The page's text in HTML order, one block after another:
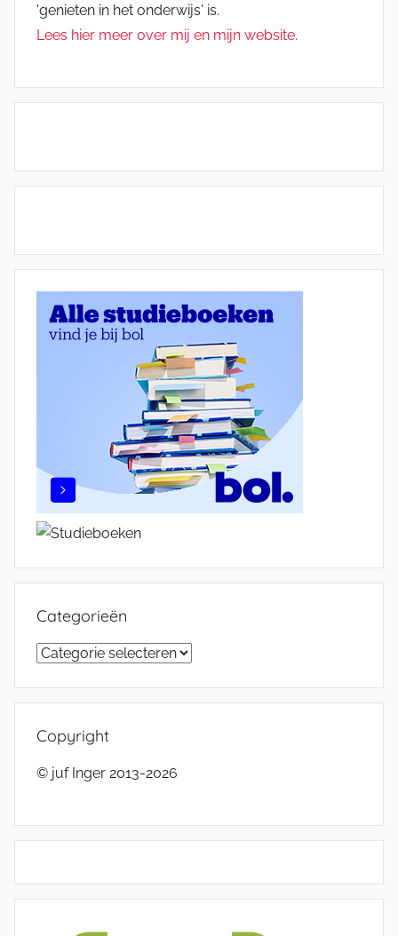
'genieten in het onderwijs' is.
Lees hier meer over mij en mijn website.
Categorieën
Categorieën
Copyright
© juf Inger 2013-2026